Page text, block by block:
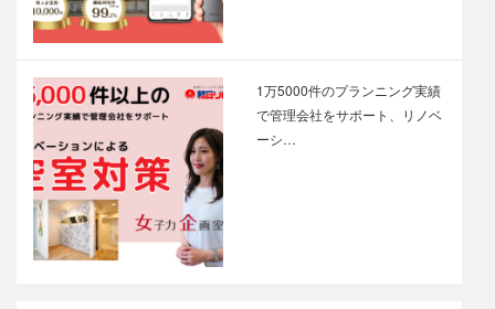
1万5000件のプランニング実績
で管理会社をサポート、リノベ
ーシ…